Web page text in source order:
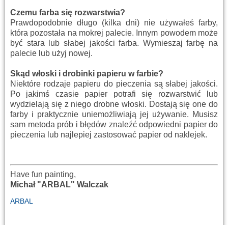
Czemu farba się rozwarstwia?
Prawdopodobnie długo (kilka dni) nie używałeś farby,
która pozostała na mokrej palecie. Innym powodem może
być stara lub słabej jakości farba. Wymieszaj farbę na
palecie lub użyj nowej.
Skąd włoski i drobinki papieru w farbie?
Niektóre rodzaje papieru do pieczenia są słabej jakości.
Po jakimś czasie papier potrafi się rozwarstwić lub
wydzielają się z niego drobne włoski. Dostają się one do
farby i praktycznie uniemożliwiają jej używanie. Musisz
sam metoda prób i błędów znaleźć odpowiedni papier do
pieczenia lub najlepiej zastosować papier od naklejek.
Have fun painting,
Michał "ARBAL" Walczak
ARBAL